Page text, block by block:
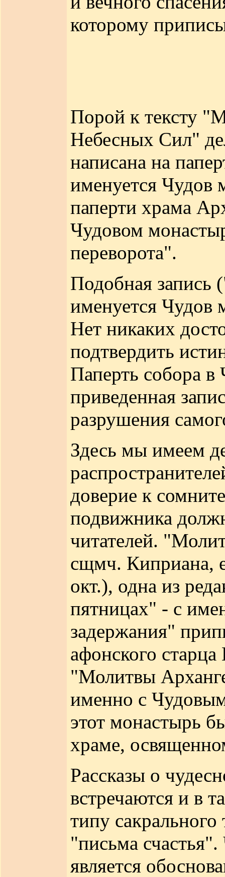
которому
Порой к тексту
Небесных Сил"
написана на
именуется Чудов
паперти храма
Чудовом
переворота".
Подобная запись
именуется Чудов
Нет никаких
подтвердить
Паперть собора
приведенная
разрушения
Здесь мы имеем
доверие к
подвижника
читателей.
сщмч. Киприана,
окт.), одна из
пятницах" - с
задержания"
афонского
"Молитвы
именно с
этот монастырь
храме,
Рассказы о
встречаются и в
типу
"письма
является